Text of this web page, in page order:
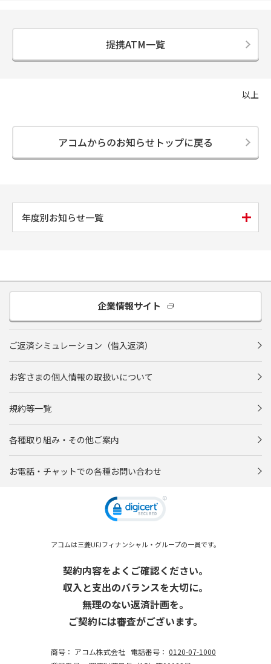
提携ATM一覧
以上
アコムからのお知らせトップに戻る
年度別お知らせ一覧
企業情報サイト
ご返済シミュレーション（借入返済）
お客さまの個人情報の取扱いについて
規約等一覧
各種取り組み・その他ご案内
お電話・チャットでの各種お問い合わせ
アコムは三菱UFJフィナンシャル・グループの一員です。
契約内容をよくご確認ください。
収入と支出のバランスを大切に。
無理のない返済計画を。
ご契約には審査がございます。
商号： アコム株式会社 電話番号： 0120-07-1000